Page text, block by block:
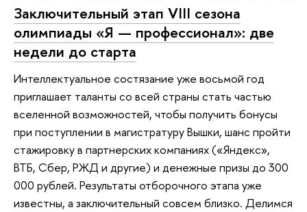
Заключительный этап VIII сезона
олимпиады «Я — профессионал»: две
недели до старта
Интеллектуальное состязание уже восьмой год
приглашает таланты со всей страны стать частью
вселенной возможностей, чтобы получить бонусы
при поступлении в магистратуру Вышки, шанс пройти
стажировку в партнерских компаниях («Яндекс»,
ВТБ, Сбер, РЖД и другие) и денежные призы до 300
000 рублей. Результаты отборочного этапа уже
известны, а заключительный совсем близко. Делимся